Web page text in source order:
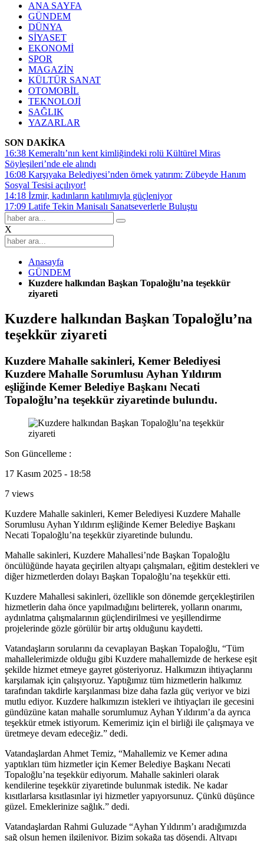
ANA SAYFA
GÜNDEM
DÜNYA
SİYASET
EKONOMİ
SPOR
MAGAZİN
KÜLTÜR SANAT
OTOMOBİL
TEKNOLOJİ
SAĞLIK
YAZARLAR
SON DAKİKA
16:38 Kemeraltı’nın kent kimliğindeki rolü Kültürel Miras
Söyleşileri’nde ele alındı
16:08 Karşıyaka Belediyesi’nden örnek yatırım: Zübeyde Hanım
Sosyal Tesisi açılıyor!
14:18 İzmir, kadınların katılımıyla güçleniyor
17:09 Latife Tekin Manisalı Sanatseverlerle Buluştu
X
Anasayfa
GÜNDEM
Kuzdere halkından Başkan Topaloğlu’na teşekkür
ziyareti
Kuzdere halkından Başkan Topaloğlu’na
teşekkür ziyareti
Kuzdere Mahalle sakinleri, Kemer Belediyesi
Kuzdere Mahalle Sorumlusu Ayhan Yıldırım
eşliğinde Kemer Belediye Başkanı Necati
Topaloğlu’na teşekkür ziyaretinde bulundu.
Son Güncelleme :
17 Kasım 2025 - 18:58
7 views
Kuzdere Mahalle sakinleri, Kemer Belediyesi Kuzdere Mahalle
Sorumlusu Ayhan Yıldırım eşliğinde Kemer Belediye Başkanı
Necati Topaloğlu’na teşekkür ziyaretinde bulundu.
Mahalle sakinleri, Kuzdere Mahallesi’nde Başkan Topaloğlu
öncülüğünde hayata geçirilen altyapı çalışmaları, eğitim destekleri ve
diğer hizmetlerden dolayı Başkan Topaloğlu’na teşekkür etti.
Kuzdere Mahallesi sakinleri, özellikle son dönemde gerçekleştirilen
hizmetlerin daha önce yapılmadığını belirterek, yolların onarımı,
aydınlatma çalışmalarının güçlendirilmesi ve yeşillendirme
projelerinde gözle görülür bir artış olduğunu kaydetti.
Vatandaşların sorularını da cevaplayan Başkan Topaloğlu, “Tüm
mahallelerimizde olduğu gibi Kuzdere mahallemizde de herkese eşit
şekilde hizmet etmeye gayret gösteriyoruz. Halkımızın ihtiyaçlarını
karşılamak için çalışıyoruz. Yaptığımız tüm hizmetlerin halkımız
tarafından takdirle karşılanması bize daha fazla güç veriyor ve bizi
mutlu ediyor. Kuzdere halkımızın istekleri ve ihtiyaçları ile gecesini
gündüzüne katan mahalle sorumlumuz Ayhan Yıldırım’a da ayrıca
teşekkür etmek istiyorum. Kemerimiz için el birliği ile çalışmaya ve
üretmeye devam edeceğiz.” dedi.
Vatandaşlardan Ahmet Temiz, “Mahallemiz ve Kemer adına
yaptıkları tüm hizmetler için Kemer Belediye Başkanı Necati
Topaloğlu’na teşekkür ediyorum. Mahalle sakinleri olarak
kendilerine teşekkür ziyaretinde bulunmak istedik. Ne kadar
kısıtlarlarsa kısıtlasınlar iyi hizmetler yapıyorsunuz. Çünkü düşünce
güzel. Emeklerinize sağlık.” dedi.
Vatandaşlardan Rahmi Guluzade “Ayhan Yıldırım’ı aradığımızda
sağ olsun hemen ilgileniyor. Bizim sokağa taş döşendi. Altyapı